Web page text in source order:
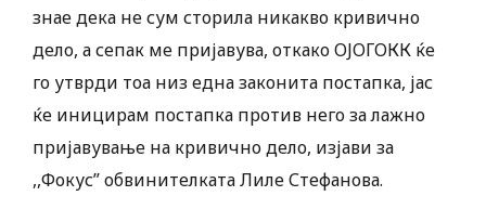
знае дека не сум сторила никакво кривично
дело, а сепак ме пријавува, откако ОЈОГОКК ќе
го утврди тоа низ една законита постапка, јас
ќе иницирам постапка против него за лажно
пријавување на кривично дело, изјави за
,,Фокус” обвинителката Лиле Стефанова.